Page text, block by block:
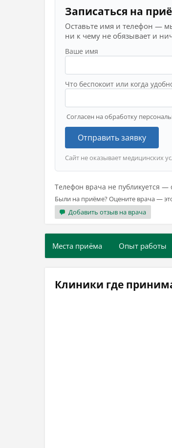
Записаться на
Оставьте имя и телефон —
ни к чему не обязывает и
Ваше имя
Что беспокоит или когда
Согласен на обработку
Отправить заявку
Сайт не оказывает медицинских
Телефон врача не публикуется
Были на приёме? Оцените врача —
Добавить отзыв на врача
Места приёма Опыт работы
Клиники где